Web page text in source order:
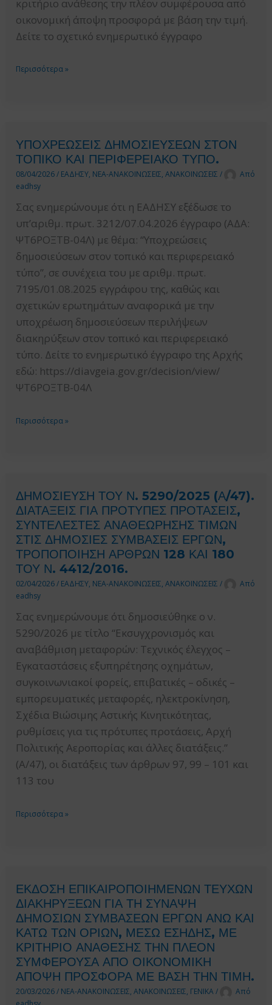
κριτήριο ανάθεσης την πλέον συμφέρουσα από
οικονομική άποψη προσφορά με βάση την τιμή.
Δείτε το σχετικό ενημερωτικό έγγραφο
ΕΚΔΟΣΗ
ΤΗ
ΔΗΜΟΣΙΩΝ
ΜΕΛΕΤΗΣ
(ΜΕΛΕΤΟΚΑΤΑΣΚΕΥΗ
50
4412/2016)
ΚΡΙΤΗΡΙΟ
ΑΝΑΘΕΣΗΣ
ΤΗΝ
ΠΛΕΟΝ
ΣΥΜΦΕΡΟΥΣΑ
ΟΙΚΟΝΟΜΙΚΗ
Περισσότερα »
ΥΠΟΧΡΕΩΣΕΙΣ ΔΗΜΟΣΙΕΥΣΕΩΝ ΣΤΟΝ
ΤΟΠΙΚΟ ΚΑΙ ΠΕΡΙΦΕΡΕΙΑΚΟ ΤΥΠΟ.
08/04/2026/ ΕΑΔΗΣΥ, ΝΕΑ-ΑΝΑΚΟΙΝΩΣΕΙΣ,ΑΝΑΚΟΙΝΩΣΕΙΣ /
Από
eadhsy
Σας ενημερώνουμε ότι η ΕΑΔΗΣΥ εξέδωσε το
υπ’αριθμ. πρωτ. 3212/07.04.2026 έγγραφο (ΑΔΑ:
ΨΤ6ΡΟΞΤΒ-04Λ) με θέμα: “Υποχρεώσεις
δημοσιεύσεων στον τοπικό και περιφερειακό
τύπο”, σε συνέχεια του με αριθμ. πρωτ.
7195/01.08.2025 εγγράφου της, καθώς και
σχετικών ερωτημάτων αναφορικά με την
υποχρέωση δημοσιεύσεων περιλήψεων
διακηρύξεων στον τοπικό και περιφερειακό
τύπο. Δείτε το ενημερωτικό έγγραφο της Αρχής
εδώ: https://diavgeia.gov.gr/decision/view/
ΨΤ6ΡΟΞΤΒ-04Λ
ΥΠΟΧΡΕΩΣΕΙΣ
ΠΕΡΙΦΕΡΕΙΑΚΟ
ΤΥΠΟ.
Περισσότερα »
ΔΗΜΟΣΙΕΥΣΗ ΤΟΥ Ν. 5290/2025 (Α/47).
ΔΙΑΤΑΞΕΙΣ ΓΙΑ ΠΡΟΤΥΠΕΣ ΠΡΟΤΑΣΕΙΣ,
ΣΥΝΤΕΛΕΣΤΕΣ ΑΝΑΘΕΩΡΗΣΗΣ ΤΙΜΩΝ
ΣΤΙΣ ΔΗΜΟΣΙΕΣ ΣΥΜΒΑΣΕΙΣ ΕΡΓΩΝ,
ΤΡΟΠΟΠΟΙΗΣΗ ΑΡΘΡΩΝ 128 ΚΑΙ 180
ΤΟΥ Ν. 4412/2016.
02/04/2026/ ΕΑΔΗΣΥ, ΝΕΑ-ΑΝΑΚΟΙΝΩΣΕΙΣ,ΑΝΑΚΟΙΝΩΣΕΙΣ /
Από
eadhsy
Σας ενημερώνουμε ότι δημοσιεύθηκε ο ν.
5290/2026 με τίτλο “Εκσυγχρονισμός και
αναβάθμιση μεταφορών: Τεχνικός έλεγχος –
Εγκαταστάσεις εξυπηρέτησης οχημάτων,
συγκοινωνιακοί φορείς, επιβατικές – οδικές –
εμπορευματικές μεταφορές, ηλεκτροκίνηση,
Σχέδια Βιώσιμης Αστικής Κινητικότητας,
ρυθμίσεις για τις πρότυπες προτάσεις, Αρχή
Πολιτικής Αεροπορίας και άλλες διατάξεις.”
(Α/47), οι διατάξεις των άρθρων 97, 99 – 101 και
113 του
ΔΗΜΟΣΙΕΥΣΗ
ΔΙΑΤΑΞΕΙΣ
ΓΙΑ
ΠΡΟΤΥΠΕΣ
ΠΡΟΤΑΣΕΙΣ,
ΣΥΝΤΕΛΕΣΤΕΣ
ΑΝΑΘΕΩΡΗΣΗΣ
ΤΙΜΩΝ
Περισσότερα »
ΕΚΔΟΣΗ ΕΠΙΚΑΙΡΟΠΟΙΗΜΕΝΩΝ ΤΕΥΧΩΝ
ΔΙΑΚΗΡΥΞΕΩΝ ΓΙΑ ΤΗ ΣΥΝΑΨΗ
ΔΗΜΟΣΙΩΝ ΣΥΜΒΑΣΕΩΝ ΕΡΓΩΝ ΑΝΩ ΚΑΙ
ΚΑΤΩ ΤΩΝ ΟΡΙΩΝ, ΜΕΣΩ ΕΣΗΔΗΣ, ΜΕ
ΚΡΙΤΗΡΙΟ ΑΝΑΘΕΣΗΣ ΤΗΝ ΠΛΕΟΝ
ΣΥΜΦΕΡΟΥΣΑ ΑΠΟ ΟΙΚΟΝΟΜΙΚΗ
ΑΠΟΨΗ ΠΡΟΣΦΟΡΑ ΜΕ ΒΑΣΗ ΤΗΝ ΤΙΜΗ.
20/03/2026/ ΝΕΑ-ΑΝΑΚΟΙΝΩΣΕΙΣ,ΑΝΑΚΟΙΝΩΣΕΙΣ, ΓΕΝΙΚΑ/
Από